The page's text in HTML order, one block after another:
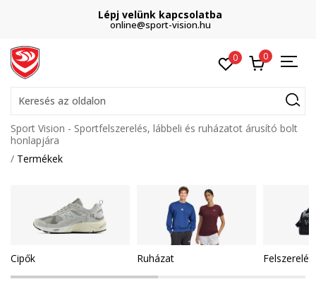
Lépj velünk kapcsolatba
online@sport-vision.hu
0 0
Keresés az oldalon
Sport Vision - Sportfelszerelés, lábbeli és ruházatot árusító bolt
honlapjára
Termékek
Cipők Ruházat Felszerelés